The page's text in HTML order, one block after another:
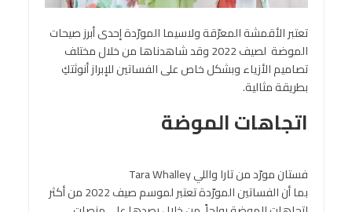
تعتبر الأقمشة المعرّقة ولاسيما المورّدة إحدى أبرز صيحات
الموضة لصيف 2022 وقد شاهدناها من خلال مختلف
تصاميم الأزياء وبشكل خاص على الفساتين للإبراز أنوثتكِ
بطريقة مثالية.
اتجاهات الموضة
فستان مورّد من تارا واللي Tara Whalley
بما أن الفساتين المورّدة تعتبر لموسم صيف 2022 من أكثر